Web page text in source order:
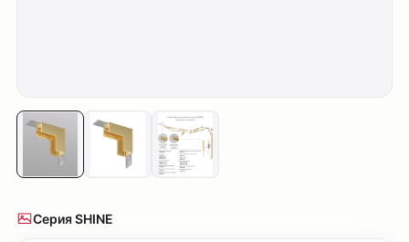
Серия SHINE